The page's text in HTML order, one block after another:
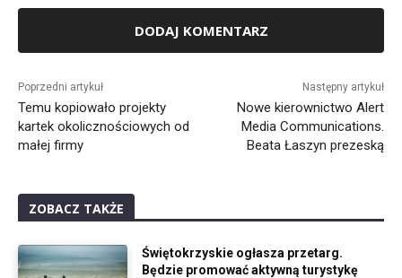
Poprzedni artykuł
Temu kopiowało projekty
kartek okolicznościowych od
małej firmy
Następny artykuł
Nowe kierownictwo Alert
Media Communications.
Beata Łaszyn prezeską
ZOBACZ TAKŻE
Świętokrzyskie ogłasza przetarg.
Będzie promować aktywną turystykę